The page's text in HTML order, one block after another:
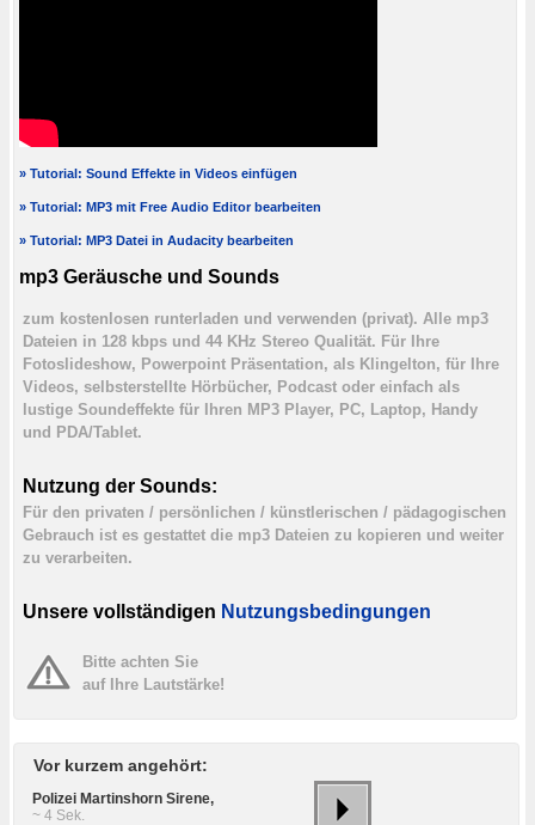
» Tutorial: Sound Effekte in Videos einfügen
» Tutorial: MP3 mit Free Audio Editor bearbeiten
» Tutorial: MP3 Datei in Audacity bearbeiten
mp3 Geräusche und Sounds
zum kostenlosen runterladen und verwenden (privat). Alle mp3
Dateien in 128 kbps und 44 KHz Stereo Qualität. Für Ihre
Fotoslideshow, Powerpoint Präsentation, als Klingelton, für Ihre
Videos, selbsterstellte Hörbücher, Podcast oder einfach als
lustige Soundeffekte für Ihren MP3 Player, PC, Laptop, Handy
und PDA/Tablet.
Nutzung der Sounds:
Für den privaten / persönlichen / künstlerischen / pädagogischen
Gebrauch ist es gestattet die mp3 Dateien zu kopieren und weiter
zu verarbeiten.
Unsere vollständigen Nutzungsbedingungen
Bitte achten Sie
auf Ihre Lautstärke!
Vor kurzem angehört:
Polizei Martinshorn Sirene,
~ 4 Sek.